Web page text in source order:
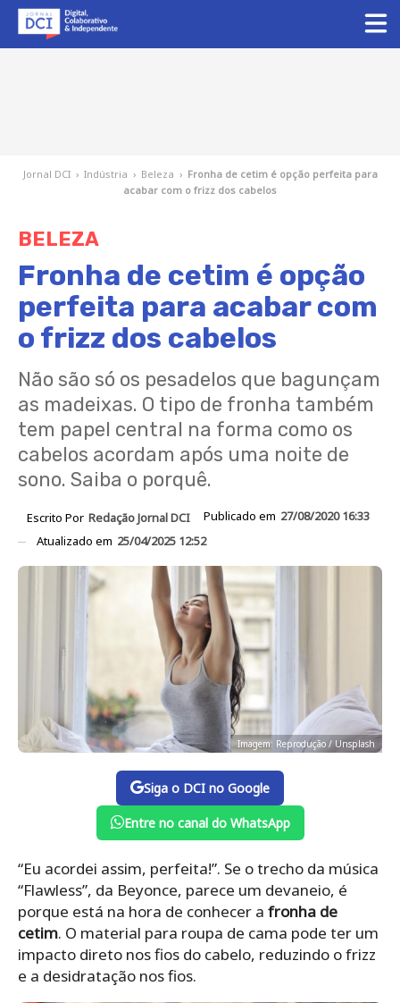
Jornal DCI › Indústria › Beleza › Fronha de cetim é opção perfeita para
acabar com o frizz dos cabelos
BELEZA
Fronha de cetim é opção
perfeita para acabar com
o frizz dos cabelos
Não são só os pesadelos que bagunçam
as madeixas. O tipo de fronha também
tem papel central na forma como os
cabelos acordam após uma noite de
sono. Saiba o porquê.
Escrito Por Redação Jornal DCI Publicado em 27/08/2020 16:33
Atualizado em 25/04/2025 12:52
Imagem: Reprodução / Unsplash
Siga o DCI no Google
Entre no canal do WhatsApp
“Eu acordei assim, perfeita!”. Se o trecho da música
“Flawless”, da Beyonce, parece um devaneio, é
porque está na hora de conhecer a fronha de
cetim. O material para roupa de cama pode ter um
impacto direto nos fios do cabelo, reduzindo o frizz
e a desidratação nos fios.